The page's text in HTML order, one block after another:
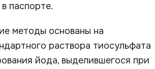
паспорте.
методы основаны на
раствора тиосульфата
йода, выделившегося при